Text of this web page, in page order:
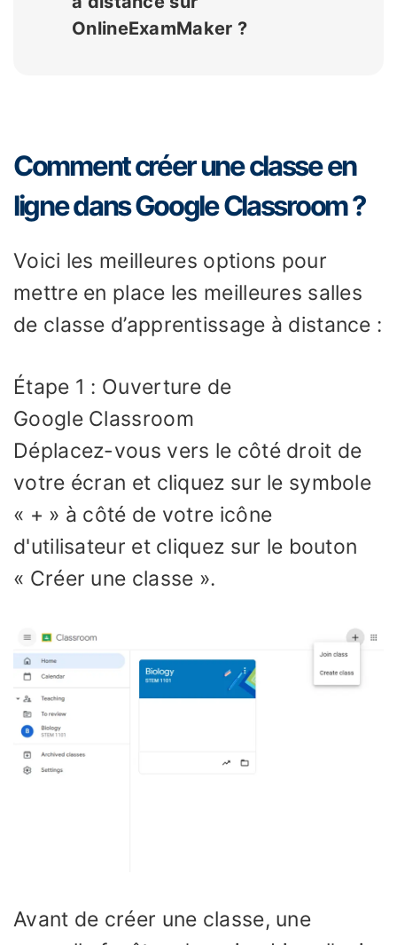
OnlineExamMaker ?
Comment créer une classe en
ligne dans Google Classroom ?
Voici les meilleures options pour
mettre en place les meilleures salles
de classe d’apprentissage à distance :
Étape 1 : Ouverture de
Google Classroom
Déplacez-vous vers le côté droit de
votre écran et cliquez sur le symbole
« + » à côté de votre icône
d'utilisateur et cliquez sur le bouton
« Créer une classe ».
Avant de créer une classe, une